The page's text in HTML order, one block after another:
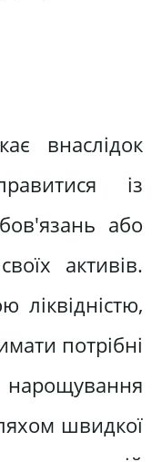
внаслідок
із
або
активів.
ліквідністю,
потрібні
швидкої